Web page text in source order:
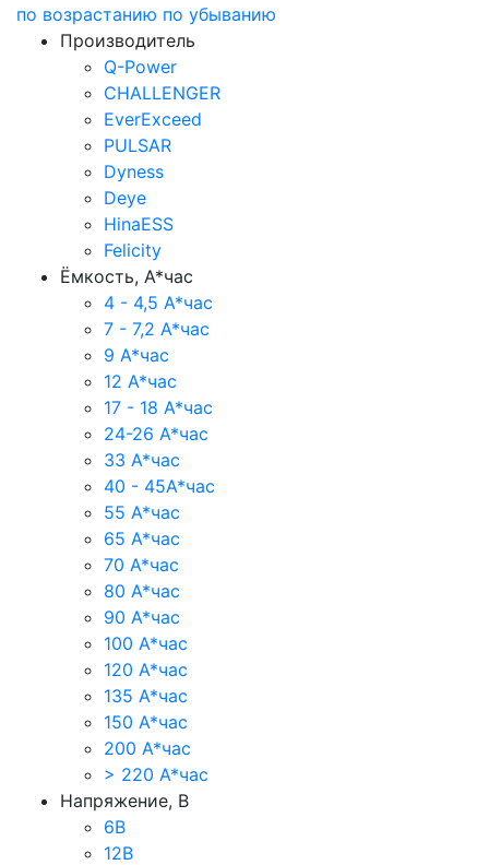
по возрастанию по убыванию
Производитель
Q-Power
CHALLENGER
EverExceed
PULSAR
Dyness
Deye
HinaESS
Felicity
Ёмкость, А*час
4 - 4,5 А*час
7 - 7,2 А*час
9 А*час
12 А*час
17 - 18 А*час
24-26 А*час
33 А*час
40 - 45А*час
55 А*час
65 А*час
70 А*час
80 А*час
90 А*час
100 А*час
120 А*час
135 А*час
150 А*час
200 А*час
> 220 А*час
Напряжение, В
6В
12В